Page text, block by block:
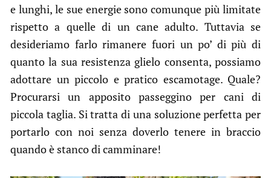
e lunghi, le sue energie sono comunque più limitate
rispetto a quelle di un cane adulto. Tuttavia se
desideriamo farlo rimanere fuori un po’ di più di
quanto la sua resistenza glielo consenta, possiamo
adottare un piccolo e pratico escamotage. Quale?
Procurarsi un apposito passeggino per cani di
piccola taglia. Si tratta di una soluzione perfetta per
portarlo con noi senza doverlo tenere in braccio
quando è stanco di camminare!